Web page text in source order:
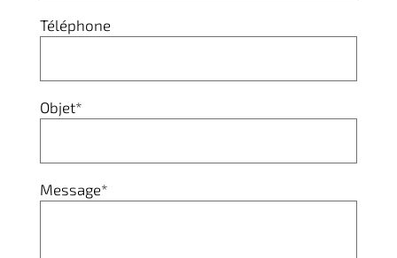
Téléphone
Objet*
Message*